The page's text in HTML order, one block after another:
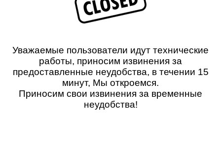
Уважаемые пользователи идут технические
работы, приносим извинения за
предоставленные неудобства, в течении 15
минут, Мы откроемся.
Приносим свои извинения за временные
неудобства!